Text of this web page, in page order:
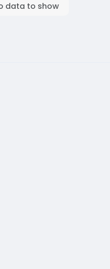
data to show